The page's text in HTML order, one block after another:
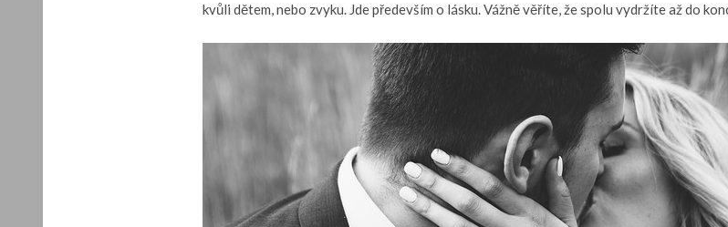
kvůli dětem, nebo zvyku. Jde především o lásku. Vážně věříte, že spolu vydržíte až do